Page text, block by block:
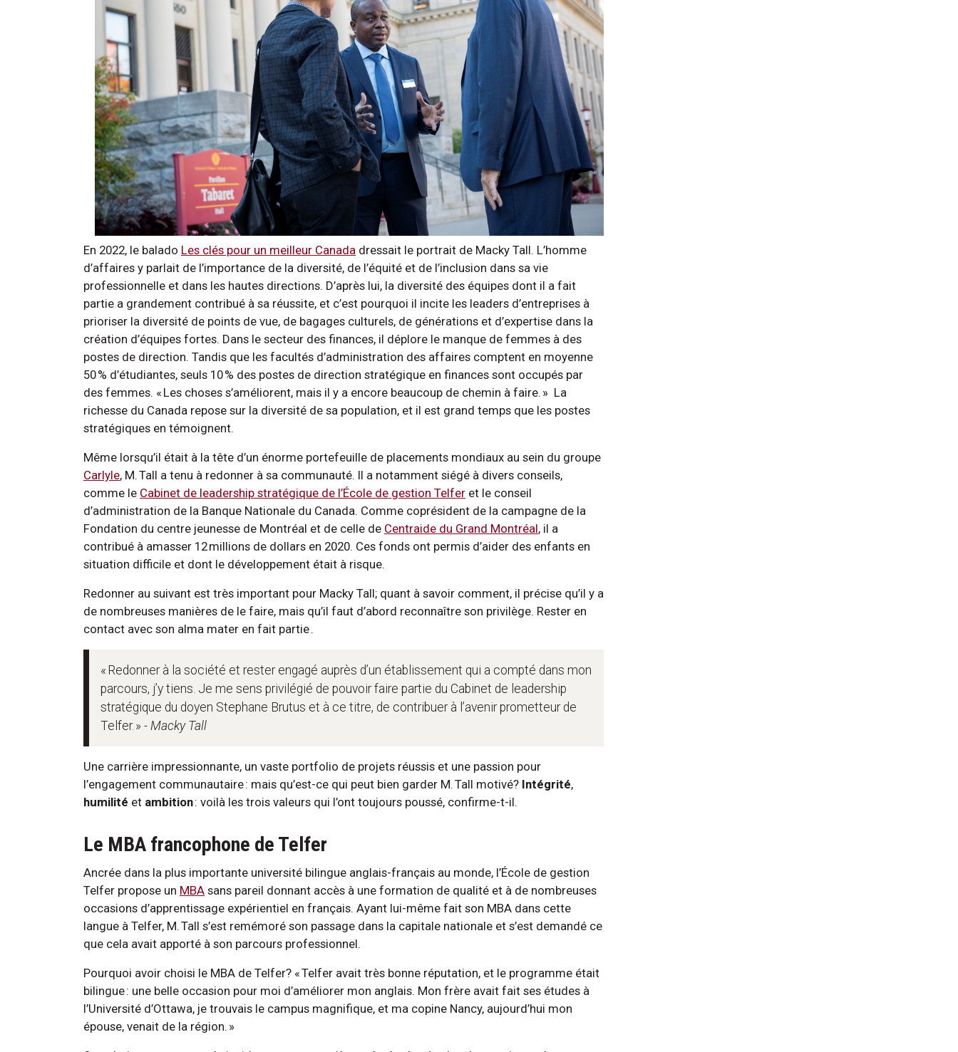
En 2022, le balado Les clés pour un meilleur Canada dressait le portrait de Macky Tall. L’homme
d’affaires y parlait de l’importance de la diversité, de l’équité et de l’inclusion dans sa vie
professionnelle et dans les hautes directions. D’après lui, la diversité des équipes dont il a fait
partie a grandement contribué à sa réussite, et c’est pourquoi il incite les leaders d’entreprises à
prioriser la diversité de points de vue, de bagages culturels, de générations et d’expertise dans la
création d’équipes fortes. Dans le secteur des finances, il déplore le manque de femmes à des
postes de direction. Tandis que les facultés d’administration des affaires comptent en moyenne
50 % d’étudiantes, seuls 10 % des postes de direction stratégique en finances sont occupés par
des femmes. « Les choses s’améliorent, mais il y a encore beaucoup de chemin à faire. » La
richesse du Canada repose sur la diversité de sa population, et il est grand temps que les postes
stratégiques en témoignent.
Même lorsqu’il était à la tête d’un énorme portefeuille de placements mondiaux au sein du groupe
Carlyle, M. Tall a tenu à redonner à sa communauté. Il a notamment siégé à divers conseils,
comme le Cabinet de leadership stratégique de l’École de gestion Telfer et le conseil
d’administration de la Banque Nationale du Canada. Comme coprésident de la campagne de la
Fondation du centre jeunesse de Montréal et de celle de Centraide du Grand Montréal, il a
contribué à amasser 12 millions de dollars en 2020. Ces fonds ont permis d’aider des enfants en
situation difficile et dont le développement était à risque.
Redonner au suivant est très important pour Macky Tall; quant à savoir comment, il précise qu’il y a
de nombreuses manières de le faire, mais qu’il faut d’abord reconnaître son privilège. Rester en
contact avec son alma mater en fait partie .
« Redonner à la société et rester engagé auprès d’un établissement qui a compté dans mon
parcours, j’y tiens. Je me sens privilégié de pouvoir faire partie du Cabinet de leadership
stratégique du doyen Stephane Brutus et à ce titre, de contribuer à l’avenir prometteur de
Telfer. » - Macky Tall
Une carrière impressionnante, un vaste portfolio de projets réussis et une passion pour
l’engagement communautaire : mais qu’est-ce qui peut bien garder M. Tall motivé? Intégrité,
humilité et ambition: voilà les trois valeurs qui l’ont toujours poussé, confirme-t-il.
Le MBA francophone de Telfer
Ancrée dans la plus importante université bilingue anglais-français au monde, l’École de gestion
Telfer propose un MBA sans pareil donnant accès à une formation de qualité et à de nombreuses
occasions d’apprentissage expérientiel en français. Ayant lui-même fait son MBA dans cette
langue à Telfer, M. Tall s’est remémoré son passage dans la capitale nationale et s’est demandé ce
que cela avait apporté à son parcours professionnel.
Pourquoi avoir choisi le MBA de Telfer? « Telfer avait très bonne réputation, et le programme était
bilingue : une belle occasion pour moi d’améliorer mon anglais. Mon frère avait fait ses études à
l’Université d’Ottawa, je trouvais le campus magnifique, et ma copine Nancy, aujourd’hui mon
épouse, venait de la région. »